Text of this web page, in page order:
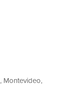
, Montevideo,